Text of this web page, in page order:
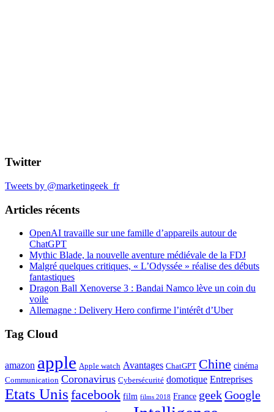
Twitter
Tweets by @marketingeek_fr
Articles récents
OpenAI travaille sur une famille d’appareils autour de
ChatGPT
Mythic Blade, la nouvelle aventure médiévale de la FDJ
Malgré quelques critiques, « L’Odyssée » réalise des débuts
fantastiques
Dragon Ball Xenoverse 3 : Bandai Namco lève un coin du
voile
Allemagne : Delivery Hero confirme l’intérêt d’Uber
Tag Cloud
amazon apple Apple watch Avantages ChatGPT Chine cinéma
Communication Coronavirus Cybersécurité domotique Entreprises
Etats Unis facebook film films 2018 France geekGoogle